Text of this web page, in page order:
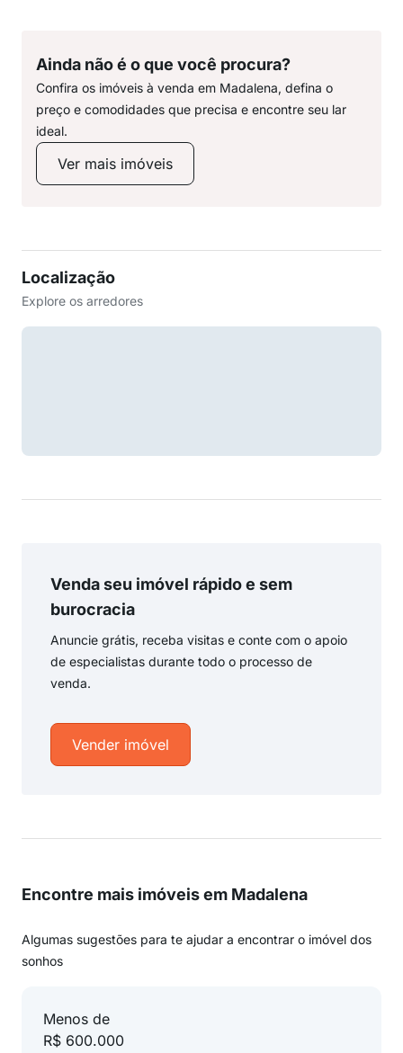
Ainda não é o que você procura?
Confira os imóveis à venda em Madalena, defina o
preço e comodidades que precisa e encontre seu lar
ideal.
Ver mais imóveis
Localização
Explore os arredores
Venda seu imóvel rápido e sem
burocracia
Anuncie grátis, receba visitas e conte com o apoio
de especialistas durante todo o processo de
venda.
Vender imóvel
Encontre mais imóveis em Madalena
Algumas sugestões para te ajudar a encontrar o imóvel dos
sonhos
Menos de
R$ 600.000